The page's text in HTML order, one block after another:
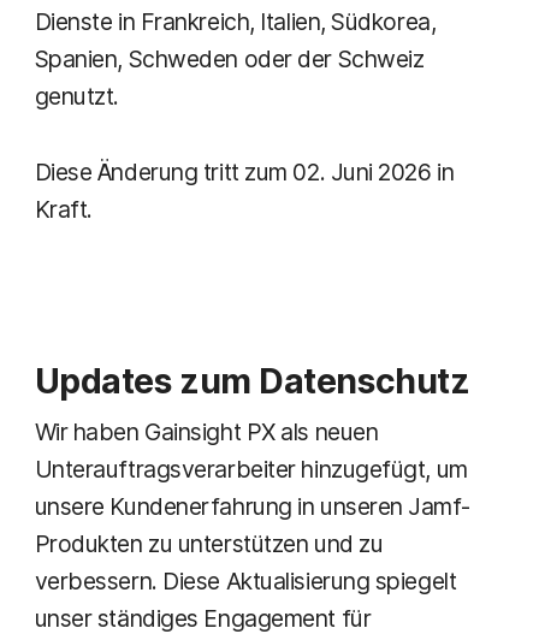
Dienste in Frankreich, Italien, Südkorea,
Spanien, Schweden oder der Schweiz
genutzt.
Diese Änderung tritt zum 02. Juni 2026 in
Kraft.
Updates zum Datenschutz
Wir haben Gainsight PX als neuen
Unterauftragsverarbeiter hinzugefügt, um
unsere Kundenerfahrung in unseren Jamf-
Produkten zu unterstützen und zu
verbessern. Diese Aktualisierung spiegelt
unser ständiges Engagement für